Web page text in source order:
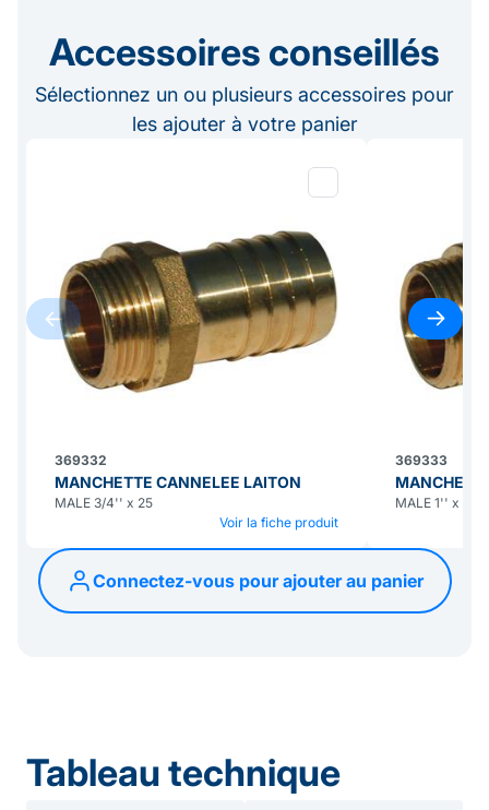
Accessoires conseillés
Sélectionnez un ou plusieurs accessoires pour
les ajouter à votre panier
369332
MANCHETTE CANNELEE LAITON
MALE 3/4'' x 25
Voir la fiche produit
369333
MALE 1'' x 25
Connectez-vous pour ajouter au panier
Tableau technique